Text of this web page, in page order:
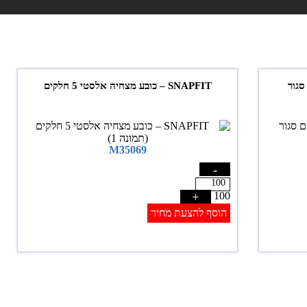
SNAPFIT – כובע מצחיה אלסטי 5 חלקים
M35069
-
100
+
הוסף להצעת מחיר